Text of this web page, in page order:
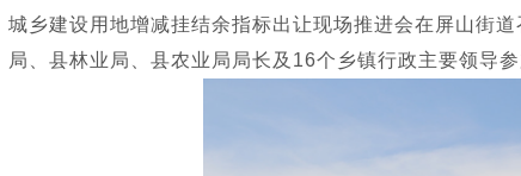
城乡建设用地增减挂结余指标出让现场推进会在屏山街
局、县林业局、县农业局局长及16个乡镇行政主要领导参